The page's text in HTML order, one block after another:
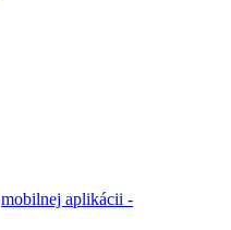
mobilnej aplikácii -